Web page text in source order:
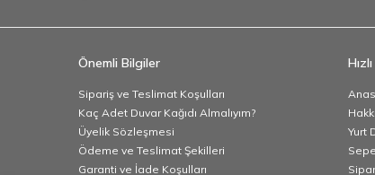
Önemli Bilgiler
Sipariş ve Teslimat Koşulları
Kaç Adet Duvar Kağıdı Almalıyım?
Üyelik Sözleşmesi
Ödeme ve Teslimat Şekilleri
Garanti ve İade Koşulları
Yurt